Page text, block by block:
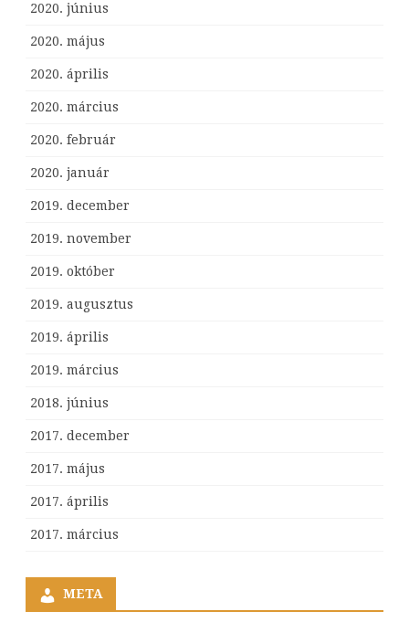
2020. június
2020. május
2020. április
2020. március
2020. február
2020. január
2019. december
2019. november
2019. október
2019. augusztus
2019. április
2019. március
2018. június
2017. december
2017. május
2017. április
2017. március
META